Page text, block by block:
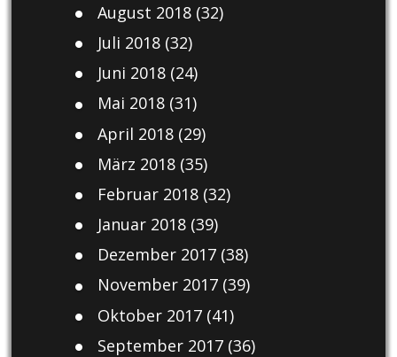
August 2018(32)
Juli 2018(32)
Juni 2018(24)
Mai 2018(31)
April 2018(29)
März 2018(35)
Februar 2018(32)
Januar 2018(39)
Dezember 2017(38)
November 2017(39)
Oktober 2017(41)
September 2017(36)